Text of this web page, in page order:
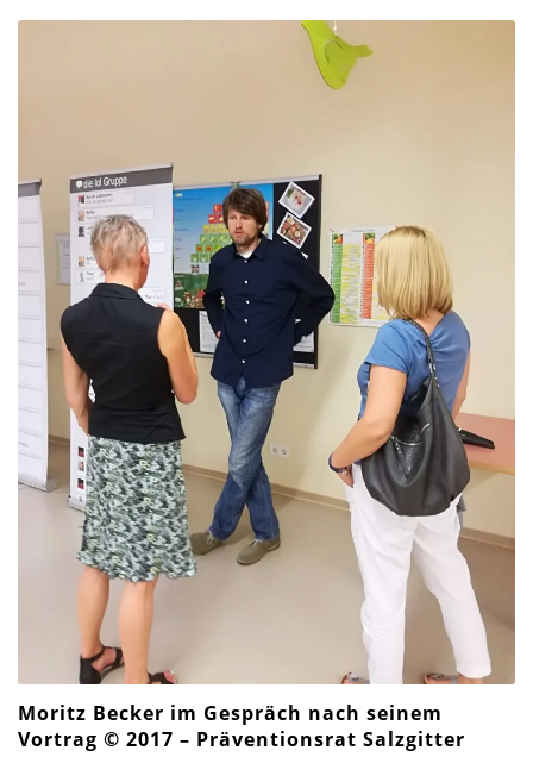
Moritz Becker im Gespräch nach seinem
Vortrag © 2017 – Präventionsrat Salzgitter